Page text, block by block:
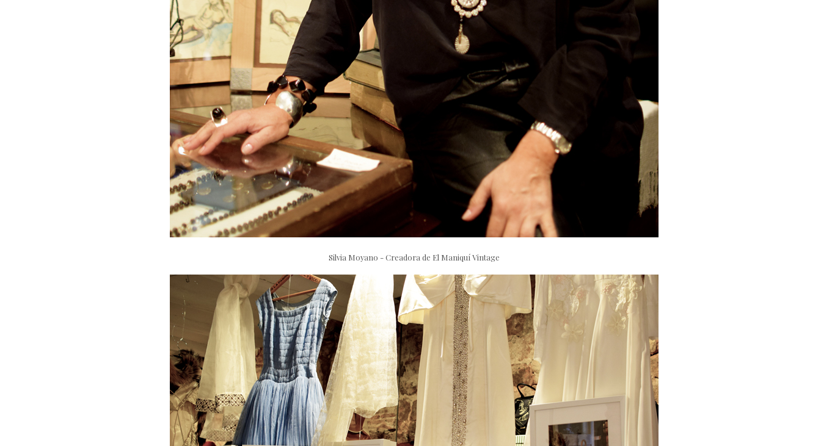
Silvia Moyano - Creadora de El Maniquí Vintage